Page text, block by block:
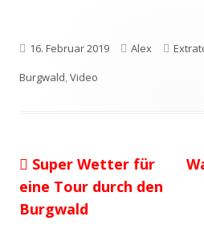
Veröffentlicht
am
16. Februar 2019 Autor
Alex
Burgwald,Video
Beitragsnavigation
Vorheriger
Beitrag:
Super Wetter für
eine Tour durch den
Burgwald